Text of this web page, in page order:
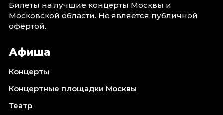
Билеты на лучшие концерты Москвы и
Московской области. Не является публичной
офертой.
Афиша
Концерты
Концертные площадки Москвы
Театр